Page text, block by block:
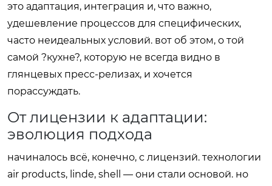
это адаптация, интеграция и, что важно,
удешевление процессов для специфических,
часто неидеальных условий. вот об этом, о той
самой ?кухне?, которую не всегда видно в
глянцевых пресс-релизах, и хочется
порассуждать.
От лицензии к адаптации:
эволюция подхода
начиналось всё, конечно, с лицензий. технологии
air products, linde, shell — они стали основой. но